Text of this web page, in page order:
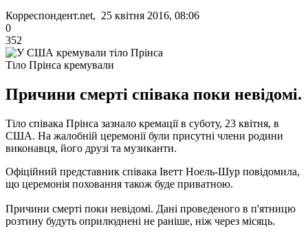
Корреспондент.net, 25 квітня 2016, 08:06
0
352
Тіло Прінса кремували
Причини смерті співака поки невідомі.
Тіло співака Прінса зазнало кремації в суботу, 23 квітня, в
США. На жалобній церемонії були присутні члени родини
виконавця, його друзі та музиканти.
Офіційний представник співака Іветт Ноель-Шур повідомила,
що церемонія поховання також буде приватною.
Причини смерті поки невідомі. Дані проведеного в п'ятницю
розтину будуть оприлюднені не раніше, ніж через місяць.